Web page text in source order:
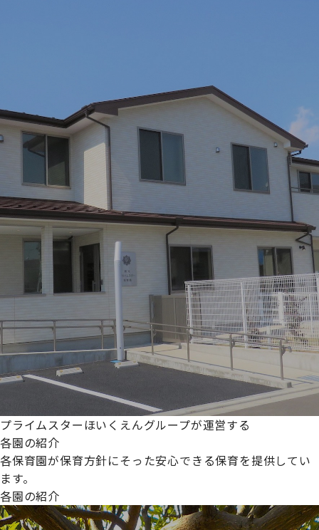
プライムスターほいくえんグループが運営する
各園の紹介
各保育園が保育方針にそった安心できる保育を提供してい
ます。
各園の紹介